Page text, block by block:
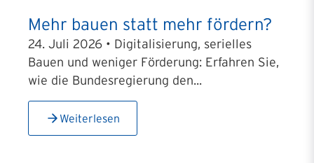
Mehr bauen statt mehr fördern?
24. Juli 2026 • Digitalisierung, serielles
Bauen und weniger Förderung: Erfahren Sie,
wie die Bundesregierung den...
Weiterlesen